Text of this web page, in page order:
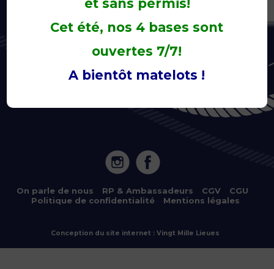
On parle de nous RP & Ambassadeurs CGV
CGU
Politique de confidentialité Mentions légales
Conception du site internet : Vingt Mille Lieues
et sans permis!
Cet été, nos 4 bases sont
ouvertes 7/7!
A bientôt matelots !